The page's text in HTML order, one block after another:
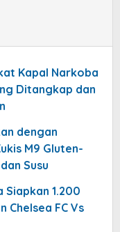
Kapal Narkoba
Ditangkap dan
dengan
M9 Gluten-
Susu
1.200
Chelsea FC Vs